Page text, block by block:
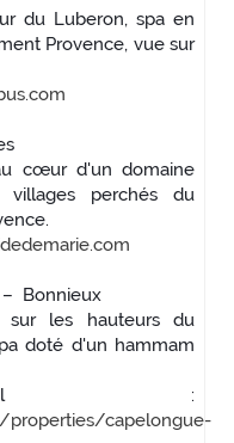
du Luberon, spa en
Provence, vue sur
cœur d'un domaine
perchés du
Bonnieux
sur les hauteurs du
doté d'un hammam
:
capelongue-